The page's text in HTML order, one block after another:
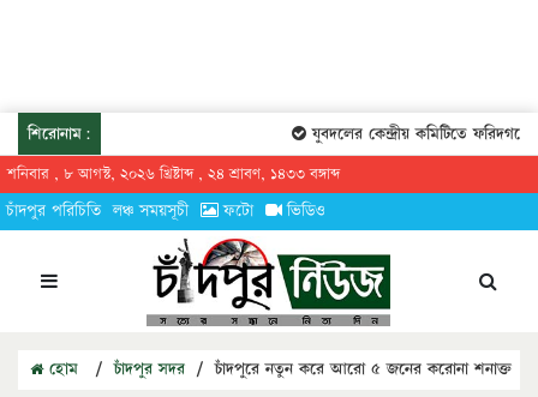
শিরোনাম: যুবদলের কেন্দ্রীয় কমিটিতে
শনিবার , ৮ আগস্ট, ২০২৬ খ্রিষ্টাব্দ , ২৪ শ্রাবণ, ১৪৩৩ বঙ্গাব্দ
চাঁদপুর পরিচিতি লঞ্চ সময়সূচী ফটো ভিডিও
হোম / চাঁদপুর সদর / চাঁদপুরে নতুন করে আরো ৫ জনের করোনা শনাক্ত